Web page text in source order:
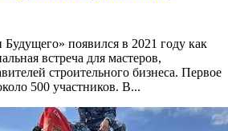
появился в 2021 году как
встреча для мастеров,
строительного бизнеса. Первое
500 участников. В...